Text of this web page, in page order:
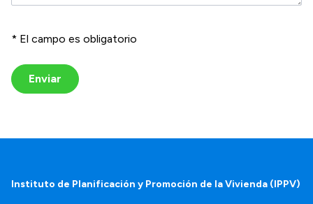
* El campo es obligatorio
Enviar
Instituto de Planificación y Promoción de la Vivienda (IPPV)